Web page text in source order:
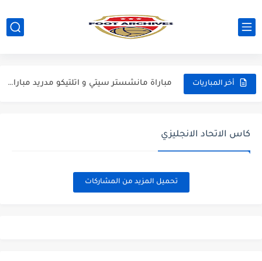
أخر المباريات مباراة مانشستر سيتي و اتلتيكو مدريد مباراة ودية 2026
مباراة انتر ميلان و يوفنتوس مباراة ودية 2026
مباراة برشلونة و اودينيزي مباراة ودية 2026
كاس الاتحاد الانجليزي
تحميل المزيد من المشاركات